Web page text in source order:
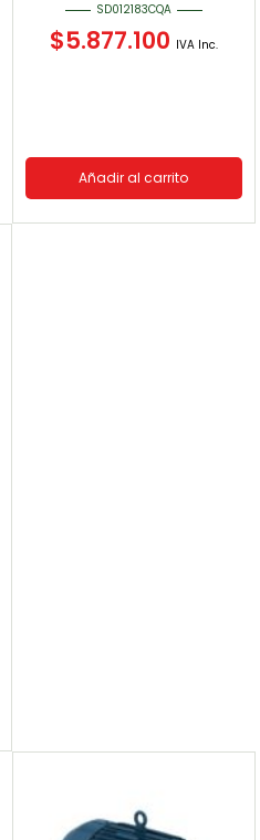
SD012183CQA
$5.877.100 IVA Inc.
Añadir al carrito